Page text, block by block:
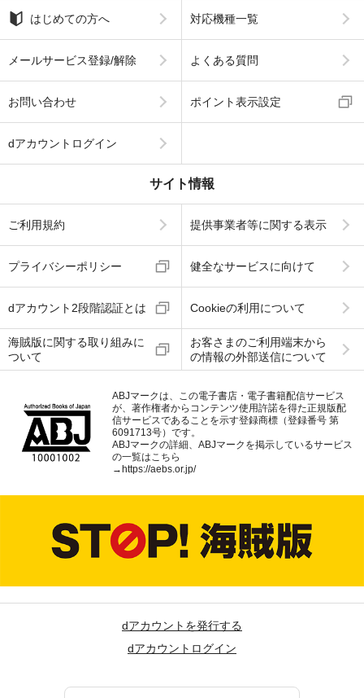
はじめての方へ 対応機種一覧
メールサービス登録/解除 よくある質問
お問い合わせ ポイント表示設定
dアカウントログイン
サイト情報
ご利用規約 提供事業者等に関する表示
プライバシーポリシー 健全なサービスに向けて
dアカウント2段階認証とは Cookieの利用について
海賊版に関する取り組みに
ついて
お客さまのご利用端末から
の情報の外部送信について
ABJマークは、この電子書店・電子書籍配信サービス
が、著作権者からコンテンツ使用許諾を得た正規版配
信サービスであることを示す登録商標（登録番号 第
6091713号）です。
ABJマークの詳細、ABJマークを掲示しているサービス
の一覧はこちら
→ https://aebs.or.jp/
dアカウントを発行する
dアカウントログイン